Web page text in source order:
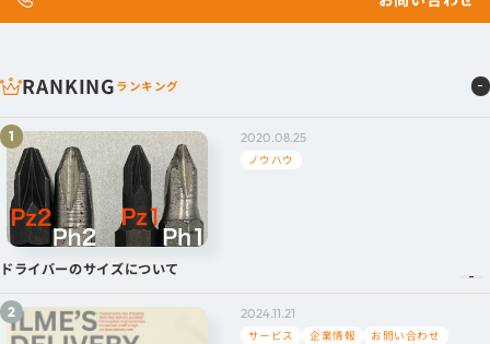
RANKING ランキング
2020.08.25
ノウハウ
ドライバーのサイズについて
2024.11.21
サービス
企業情報 お問い合わせ